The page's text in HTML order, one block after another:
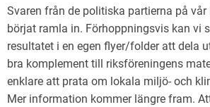
Svaren från de politiska partierna på
börjat ramla in. Förhoppningsvis kan vi
resultatet i en egen flyer/folder att dela
bra komplement till riksföreningens
enklare att prata om lokala miljö- och
Mer information kommer längre fram.